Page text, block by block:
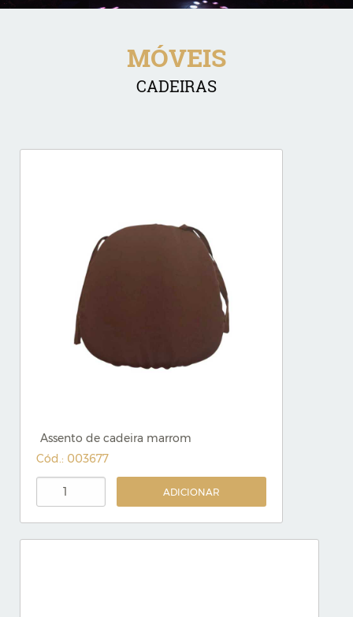
MÓVEIS
CADEIRAS
Assento de cadeira marrom
Cód.: 003677
ADICIONAR